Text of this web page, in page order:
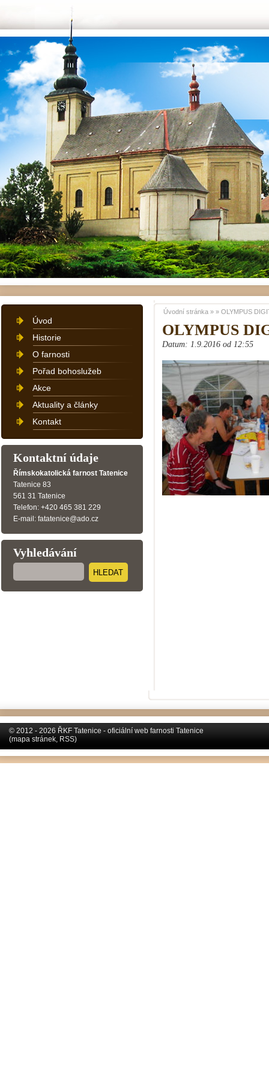
OLYMPUS
Datum: 1.9.2016 od 12:55
Úvodní stránka » » OLYMPUS
Úvod
Historie
O farnosti
Pořad bohoslužeb
Akce
Aktuality a články
Kontakt
Kontaktní údaje
Římskokatolická farnost Tatenice
Tatenice 83
561 31 Tatenice
Telefon: +420 465 381 229
E-mail: fatatenice@ado.cz
Vyhledávání
HLEDAT
© 2012 - 2026 ŘKF Tatenice - oficiální web farnosti Tatenice
(mapa stránek, RSS)